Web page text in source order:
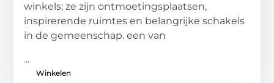
winkels; ze zijn ontmoetingsplaatsen,
inspirerende ruimtes en belangrijke schakels
in de gemeenschap. een van
...
Winkelen